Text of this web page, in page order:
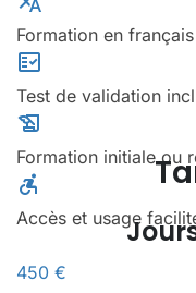
Formation en français
fact_check
Test de validation
history_edu
Formation initiale ou
accessible_forward
Accès et usage
450 €